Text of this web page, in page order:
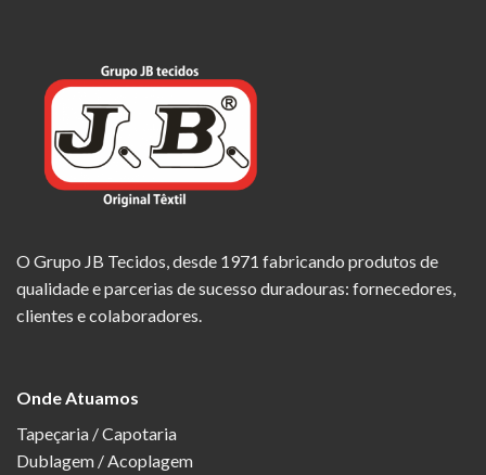
O Grupo JB Tecidos, desde 1971 fabricando produtos de
qualidade e parcerias de sucesso duradouras: fornecedores,
clientes e colaboradores.
Onde Atuamos
Tapeçaria / Capotaria
Dublagem / Acoplagem